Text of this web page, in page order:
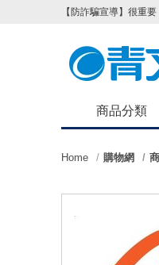
【防詐騙宣導】很重
商品分類
Home 購物網